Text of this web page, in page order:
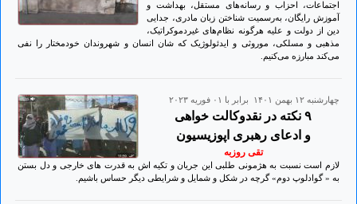
اجتماعات، احزاب و رسانه‌های مستقل، بهداشت و
آموزش‌ رایگان، به‌رسمیت شناختن زبان مادری، جدایی
دین از دولت و علیه هرگونه نظام‌های غیردموکراتیک،
مذهبی و مسلکی، موروثی و ایدئولوژیک که شان انسان و شهروندان خودمختار را نفی
می‌کند مبارزه می‌کنیم.
چهارشنبه ۱۲ بهمن ۱۴۰۱ برابر با ۰۱ فوريه ۲۰۲۳
۹ نکته در نقدوکالت خواهی
و ادعای رهبری اپوزیسیون
تقی روزبه
لازم است نسبت به هژمونی طلبی این جریان و تکیه اش به قدرت های خارجی و دل بستن
به « گوادلوپ دوم» گرچه در شکل و شمایل و شرایطی دیگر حساس باشیم.